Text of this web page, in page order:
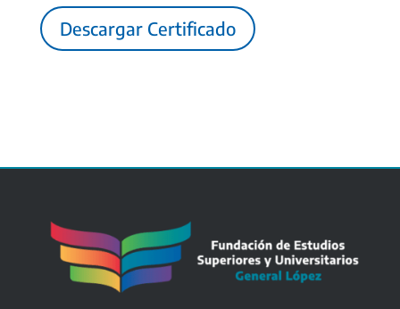
Descargar Certificado